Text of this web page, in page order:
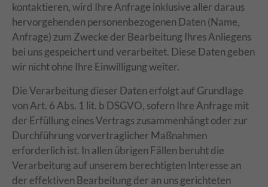
kontaktieren, wird Ihre Anfrage inklusive aller daraus
hervorgehenden personenbezogenen Daten (Name,
Anfrage) zum Zwecke der Bearbeitung Ihres Anliegens
bei uns gespeichert und verarbeitet. Diese Daten geben
wir nicht ohne Ihre Einwilligung weiter.
Die Verarbeitung dieser Daten erfolgt auf Grundlage
von Art. 6 Abs. 1 lit. b DSGVO, sofern Ihre Anfrage mit
der Erfüllung eines Vertrags zusammenhängt oder zur
Durchführung vorvertraglicher Maßnahmen
erforderlich ist. In allen übrigen Fällen beruht die
Verarbeitung auf unserem berechtigten Interesse an
der effektiven Bearbeitung der an uns gerichteten